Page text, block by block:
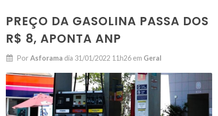
PREÇO DA GASOLINA PASSA DOS
R$ 8, APONTA ANP
Por Asforama dia 31/01/2022 11h26 em Geral